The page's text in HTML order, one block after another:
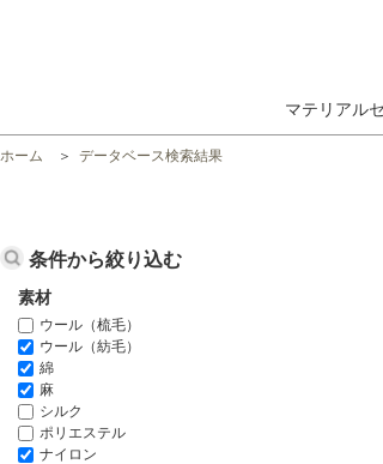
マテリアル
ホーム データベース検索結果
条件から絞り込む
素材
ウール（梳毛）
ウール（紡毛）
綿
麻
シルク
ポリエステル
ナイロン